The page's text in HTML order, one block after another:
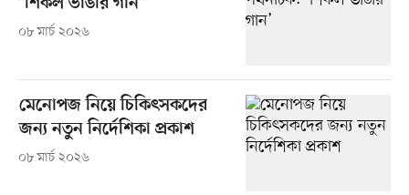
‘শিকল ভাঙার গান’
০৮ মার্চ ২০২৬
মেনোপজ নিয়ে চিকিৎসকদের
জন্য নতুন নির্দেশিকা প্রকাশ
০৮ মার্চ ২০২৬